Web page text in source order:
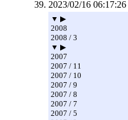
2023/02/16 06:17:26
▼ ▶
2008
2008 / 3
▼ ▶
2007
2007 / 11
2007 / 10
2007 / 9
2007 / 8
2007 / 7
2007 / 5